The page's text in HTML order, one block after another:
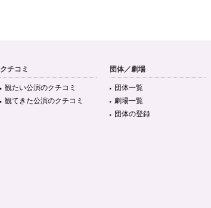
クチコミ
観たい公演のクチコミ
観てきた公演のクチコミ
団体／劇場
団体一覧
劇場一覧
団体の登録